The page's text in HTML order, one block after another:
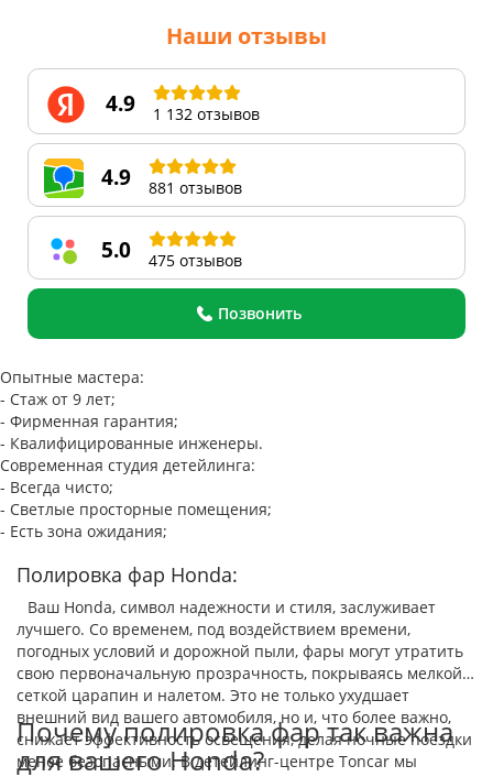
Наши отзывы
4.9 1 132 отзывов
4.9 881 отзывов
5.0 475 отзывов
Позвонить
Опытные мастера:
- Стаж от 9 лет;
- Фирменная гарантия;
- Квалифицированные инженеры.
Современная студия детейлинга:
- Всегда чисто;
- Светлые просторные помещения;
- Есть зона ожидания;
Полировка фар Honda:
Ваш Honda, символ надежности и стиля, заслуживает
лучшего. Со временем, под воздействием времени,
погодных условий и дорожной пыли, фары могут утратить
свою первоначальную прозрачность, покрываясь мелкой
сеткой царапин и налетом. Это не только ухудшает
внешний вид вашего автомобиля, но и, что более важно,
снижает эффективность освещения, делая ночные поездки
менее безопасными. В детейлинг-центре Toncar мы
Почему полировка фар так важна
для вашего Honda?